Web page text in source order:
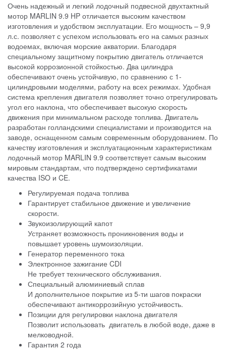
Очень надежный и легкий лодочный подвесной двухтактный
мотор MARLIN 9.9 HP отличается высоким качеством
изготовления и удобством эксплуатации. Его мощность – 9,9
л.с. позволяет с успехом использовать его на самых разных
водоемах, включая морские акватории. Благодаря
специальному защитному покрытию двигатель отличается
высокой коррозионной стойкостью. Два цилиндра
обеспечивают очень устойчивую, по сравнению с 1-
цилиндровыми моделями, работу на всех режимах. Удобная
система крепления двигателя позволяет точно отрегулировать
угол его наклона, что обеспечивает высокую скорость
движения при минимальном расходе топлива. Двигатель
разработан голландскими специалистами и производится на
заводе, оснащенном самым современным оборудованием. По
качеству изготовления и эксплуатационным характеристикам
лодочный мотор MARLIN 9.9 соответствует самым высоким
мировым стандартам, что подтверждено сертификатами
качества ISO и CE.
Регулируемая подача топлива
Гарантирует стабильное движение и увеличение
скорости.
Звукоизолирующий капот
Устраняет возможность проникновения воды и
повышает уровень шумоизоляции.
Генератор переменного тока
Электронное зажигание CDI
Не требует технического обслуживания.
Специальный алюминиевый сплав
И дополнительное покрытие из 5-ти шагов покраски
обеспечивают антикоррозийную устойчивость.
Позиции для регулировки наклона двигателя
Позволит использовать двигатель в любой воде, даже в
мелководной.
Гарантия 2 года